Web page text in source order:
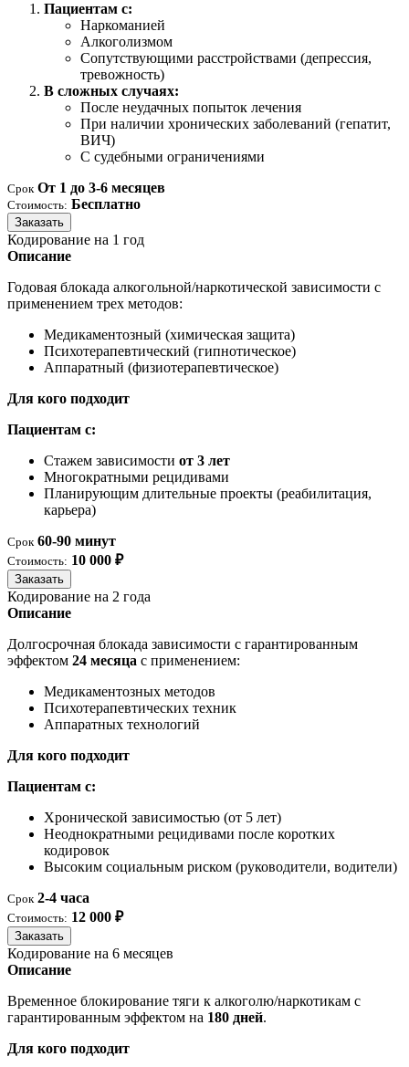
Пациентам с:
Наркоманией
Алкоголизмом
Сопутствующими расстройствами (депрессия,
тревожность)
В сложных случаях:
После неудачных попыток лечения
При наличии хронических заболеваний (гепатит,
ВИЧ)
С судебными ограничениями
Срок От 1 до 3-6 месяцев
Стоимость: Бесплатно
Заказать
Кодирование на 1 год
Описание
Годовая блокада алкогольной/наркотической зависимости с
применением трех методов:
Медикаментозный (химическая защита)
Психотерапевтический (гипнотическое)
Аппаратный (физиотерапевтическое)
Для кого подходит
Пациентам с:
Стажем зависимости от 3 лет
Многократными рецидивами
Планирующим длительные проекты (реабилитация,
карьера)
Срок 60-90 минут
Стоимость: 10 000 ₽
Заказать
Кодирование на 2 года
Описание
Долгосрочная блокада зависимости с гарантированным
эффектом 24 месяца с применением:
Медикаментозных методов
Психотерапевтических техник
Аппаратных технологий
Для кого подходит
Пациентам с:
Хронической зависимостью (от 5 лет)
Неоднократными рецидивами после коротких
кодировок
Высоким социальным риском (руководители, водители)
Срок 2-4 часа
Стоимость: 12 000 ₽
Заказать
Кодирование на 6 месяцев
Описание
Временное блокирование тяги к алкоголю/наркотикам с
гарантированным эффектом на 180 дней.
Для кого подходит